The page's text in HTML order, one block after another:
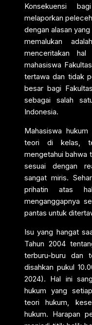
Konsekuensi
melaporkan
dengan alasan
memalukan
menceritakan
mahasiswa
tertawa dan tidak
besar bagi
sebagai salah
Indonesia.
Mahasiswa
teori di kelas,
mengetahui bahwa
sesuai dengan
sangat miris.
prihatin atas
menganggapnya
pantas untuk
Isu yang hangat
Tahun 2004
terburu-buru dan
disahkan pukul
2024). Hal ini
hukum yang
teori hukum,
hukum. Harapan